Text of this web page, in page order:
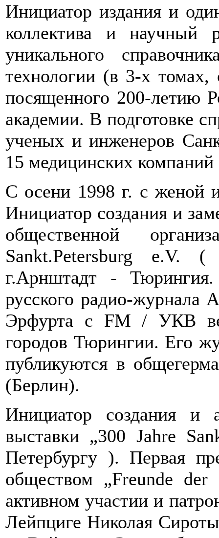
Инициатор издания и
коллектива и научный
уникального
технологии (в 3-х
посященного 200-летию
академии. В подготовке
ученых и инженеров
15 медицинских
С осени 1998 г. с женой
Инициатор создания и
общественной
Sankt.Petersburg e.V. (
г.Арнштадт -
русского радио-журнала
Эрфурта с FM / УКВ
городов Тюрингии. Его
публикуются в
(Берлин).
Инициатор создания и
выставки „300 Jahre
Петербургу ). Первая
обществом „Freunde der
активном участии и
Лейпциге Николая